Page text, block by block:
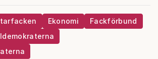
Ekonomi
Fackförbund